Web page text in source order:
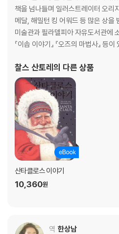
책을 넘나들며 일러스트레이터 오리
메달, 해밀턴 킹 어워드 등 많은 상을
미술관과 필라델피아 자유도서관에
『이솝 이야기』 『오즈의 마법사』 등이
찰스 산토레 의 다른 상품
산타클로스 이야기
10,360원
역 한상남